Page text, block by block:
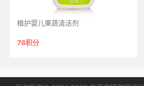
植护婴儿果蔬清洁剂
78积分